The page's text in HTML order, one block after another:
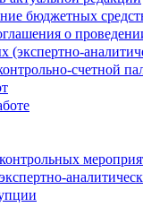
бюджетных
о
(экспертно-
счетной